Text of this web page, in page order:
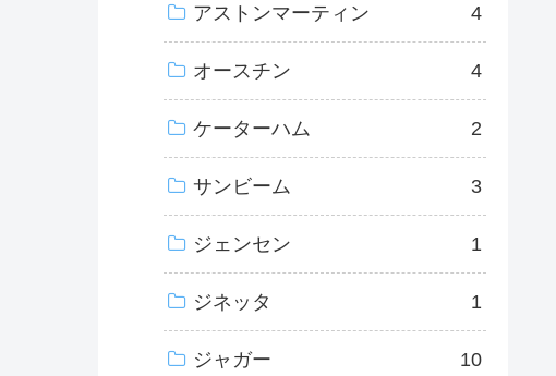
アストンマーティン 4
オースチン 4
ケーターハム 2
サンビーム 3
ジェンセン 1
ジネッタ 1
ジャガー 10